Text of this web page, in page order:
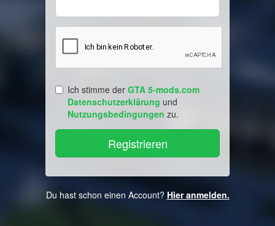
Ich stimme der GTA 5-mods.com
Datenschutzerklärung und
Nutzungsbedingungen zu.
Du hast schon einen Account? Hier anmelden.